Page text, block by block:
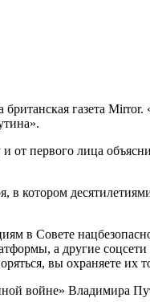
газета Mirror.
первого лица
котором
в Совете
а другие
вы охраняете их
войне» Владимира